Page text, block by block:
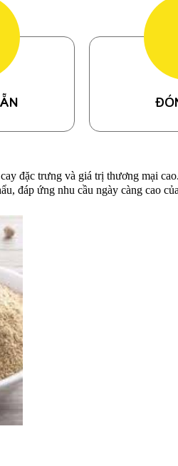
đặc trưng và giá trị thương mại
đáp ứng nhu cầu ngày càng cao